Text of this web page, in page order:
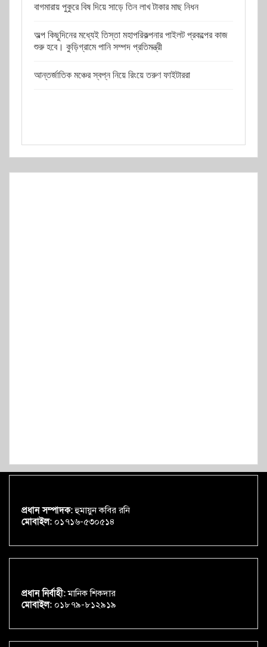
বাগমারায় পুকুরে বিষ দিয়ে সাড়ে তিন লাখ টাকার মাছ নিধন
অল্প কিছুদিনের মধ্যেই তিস্তা মহাপরিকল্পনার পাইলট প্রকল্পের কাজ
শুরু হবে। কুড়িগ্রামে পানি সম্পদ প্রতিমন্ত্রী
আন্তর্জাতিক মঞ্চের স্বপ্ন নিয়ে রিংয়ে তরুণ ফাইটাররা
প্রধান সম্পাদক:হুমায়ুন কবির রনি
মোবাইল: ০১৭১৬-৫৩০৫১৪
প্রধান নির্বাহী:মানিক শিকদার
মোবাইল: ০১৮৭৯-৮১২৯১৯